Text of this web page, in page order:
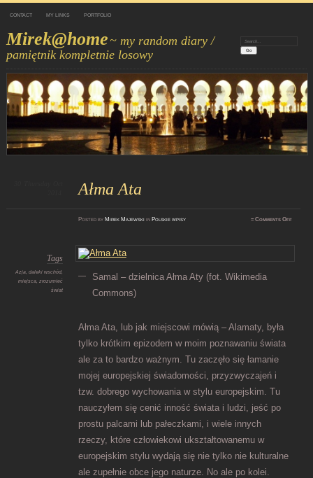
CONTACT MY LINKS PORTFOLIO
Mirek@home~ my random diary /
pamiętnik kompletnie losowy
Search:
Ałma Ata
Postedby Mirek Majewski in Polskie wpisy ≈Comments Offon
Tags
Azja, daleki wschód,
miejsca, zrozumieć
świat
Samal – dzielnica Ałma Aty (fot. Wikimedia
Commons)
Ałma Ata, lub jak miejscowi mówią – Alamaty, była
tylko krótkim epizodem w moim poznawaniu świata
ale za to bardzo ważnym. Tu zaczęło się łamanie
mojej europejskiej świadomości, przyzwyczajeń i
tzw. dobrego wychowania w stylu europejskim. Tu
nauczyłem się cenić inność świata i ludzi, jeść po
prostu palcami lub pałeczkami, i wiele innych
rzeczy, które człowiekowi ukształtowanemu w
europejskim stylu wydają się nie tylko nie kulturalne
ale zupełnie obce jego naturze. No ale po kolei.